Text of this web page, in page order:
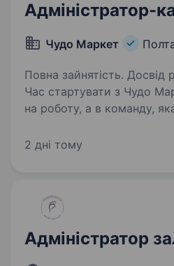
Адміністратор-
Чудо Маркет
Повна зайнятість. Досвід
Час стартувати з Чудо
на роботу, а в команду,
людину, яка вміє тримати
2 дні тому
Адміністратор